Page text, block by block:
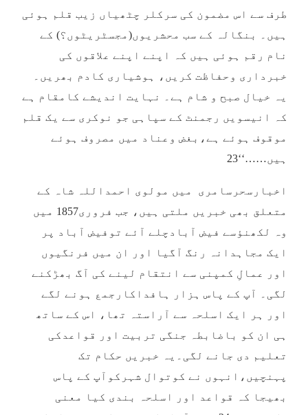
طرف سے اس مضمون کی سرکلر چٹھیاں زیب قلم ہوئی
ہیں۔ بنگالہ کے سب محشریوں(مجسٹریٹوں؟) کے
نام رقم ہوئی ہیں کہ اپنے اپنے علاقوں کی
خبرداری وحفاظت کریں، ہوشیاری کادم بھریں۔
یہ خیال صبح و شام ہے۔ نہایت اندیشے کامقام ہے
کہ انیسویں رجمنٹ کے سپاہی جو نوکری سے یک قلم
موقوف ہوئے ہے،بغض وعناد میں مصروف ہوئے
ہیں……‘‘23
اخبارسحرسامری میں مولوی احمداللہ شاہ کے
متعلق بھی خبریں ملتی ہیں، جب فروری1857 میں
وہ لکھنؤسے فیض آبادچلے آئے توفیض آباد پر
ایک مجاہدانہ رنگ آگیا اور ان میں فرنگیوں
اور عمالِ کمپنی سے انتقام لینے کی آگ بھڑکنے
لگی۔ آپ کے پاس ہزار ہافداکارجمع ہونے لگے
اور ہر ایک اسلحہ سے آراستہ تھا، اس کے ساتھ
ہی ان کو باضابطہ جنگی تربیت اور قواعدکی
تعلیم دی جانے لگی۔یہ خبریں حکام تک
پہنچیں،انہوں نے کوتوال شہرکوآپ کے پاس
بھیجا کہ قواعد اور اسلحہ بندی کیا معنی